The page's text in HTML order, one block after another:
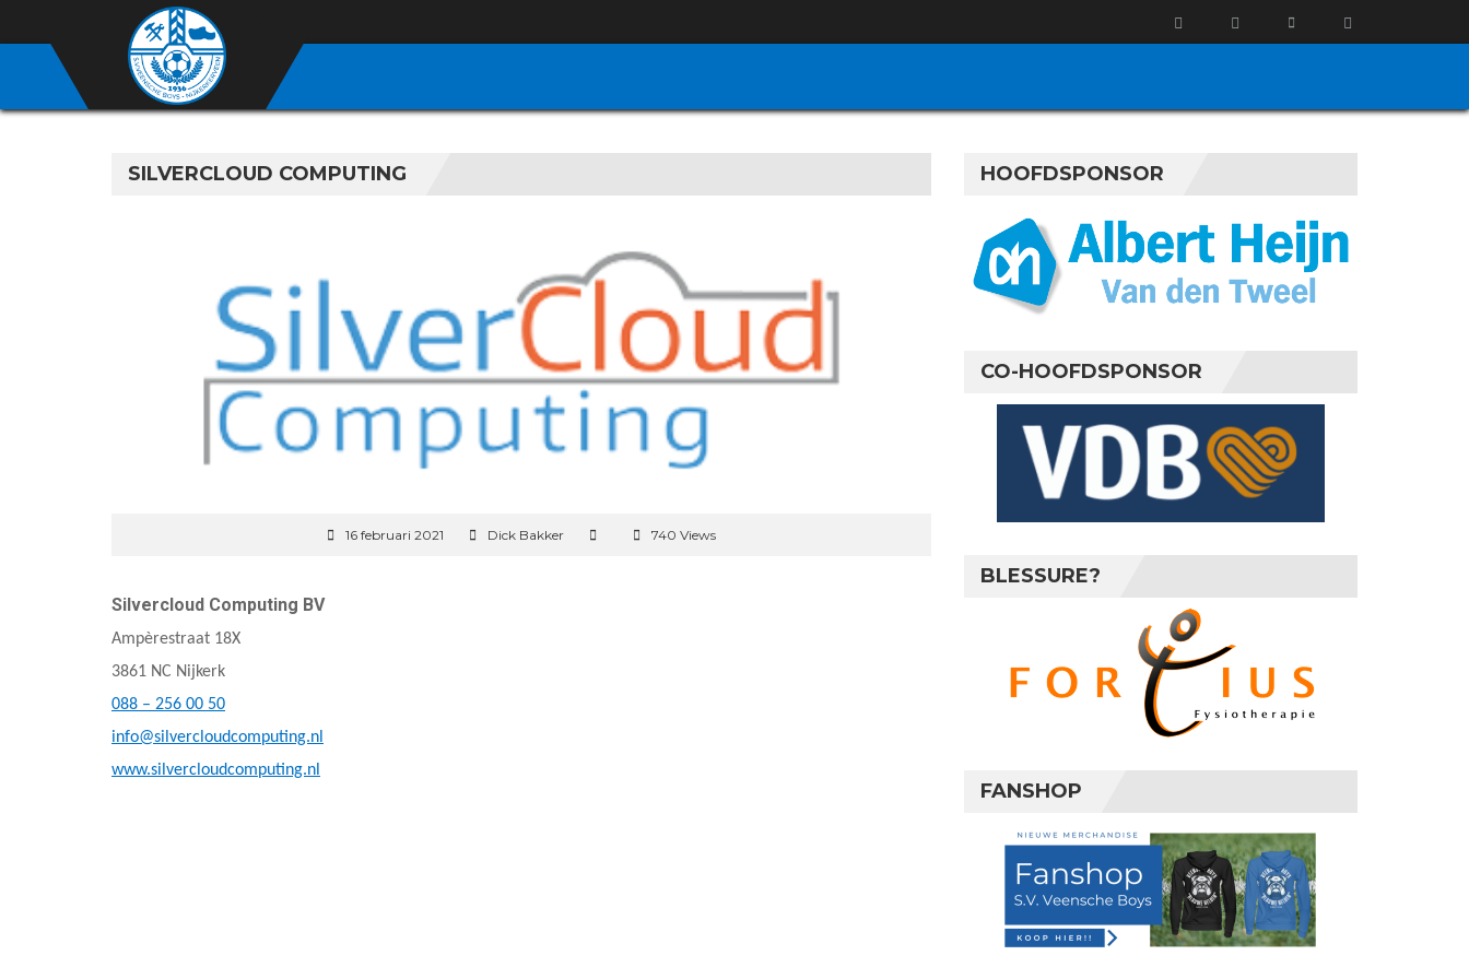
SILVERCLOUD COMPUTING
16 februari 2021 Dick Bakker 740 Views
Silvercloud Computing BV
Ampèrestraat 18X
3861 NC Nijkerk
088 – 256 00 50
info@silvercloudcomputing.nl
www.silvercloudcomputing.nl
HOOFDSPONSOR
CO-HOOFDSPONSOR
BLESSURE?
FANSHOP